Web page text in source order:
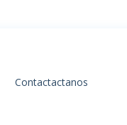
Contactactanos